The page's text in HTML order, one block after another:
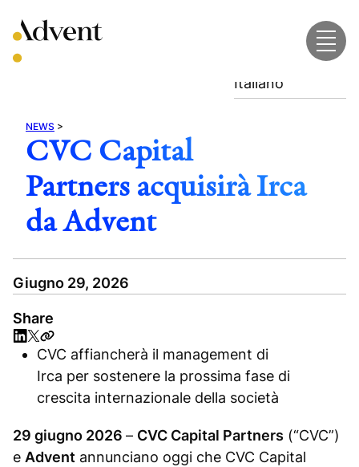
to
content
Italiano
NEWS >
CVC Capital
Partners acquisirà Irca
da Advent
Giugno 29, 2026
Share
CVC affiancherà il management di
Irca per sostenere la prossima fase di
crescita internazionale della società
29 giugno 2026 – CVC Capital Partners (“CVC”)
e Advent annunciano oggi che CVC Capital